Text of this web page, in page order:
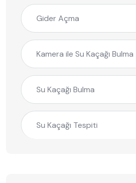
Gider Açma
Kamera ile Su Kaçağı Bulma
Su Kaçağı Bulma
Su Kaçağı Tespiti